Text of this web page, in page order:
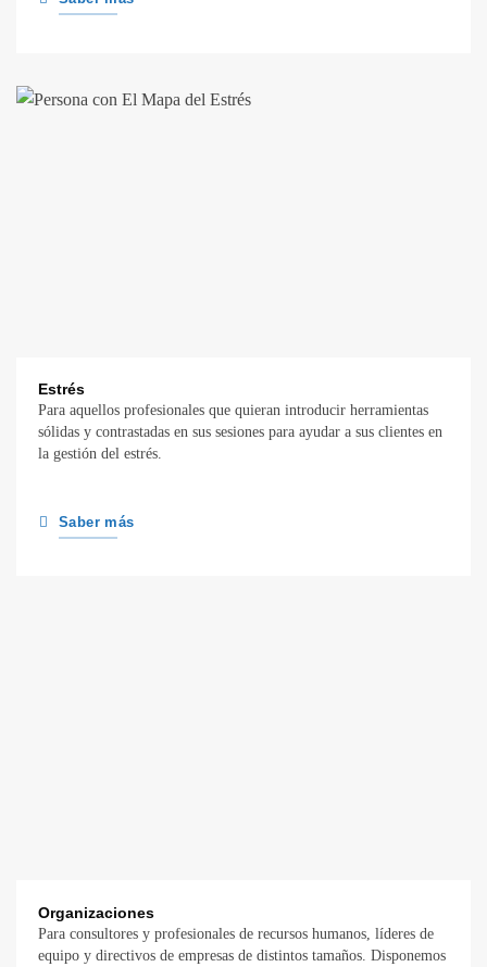
Estrés
Para aquellos profesionales que quieran introducir herramientas
sólidas y contrastadas en sus sesiones para ayudar a sus clientes en
la gestión del estrés.
Saber más
Organizaciones
Para consultores y profesionales de recursos humanos, líderes de
equipo y directivos de empresas de distintos tamaños. Disponemos